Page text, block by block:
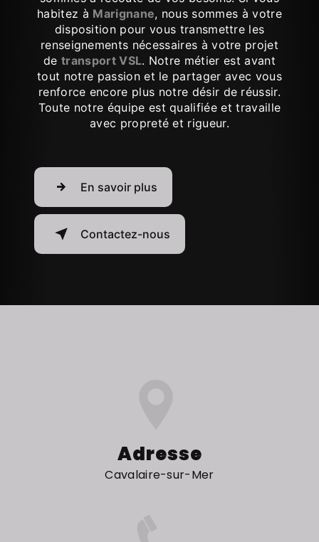
habitez à Marignane, nous sommes à votre
disposition pour vous transmettre les
renseignements nécessaires à votre projet
detransport VSL. Notre métier est avant
tout notre passion et le partager avec vous
renforce encore plus notre désir de réussir.
Toute notre équipe est qualifiée et travaille
avec propreté et rigueur.
En savoir plus
Contactez-nous
Adresse
Cavalaire-sur-Mer